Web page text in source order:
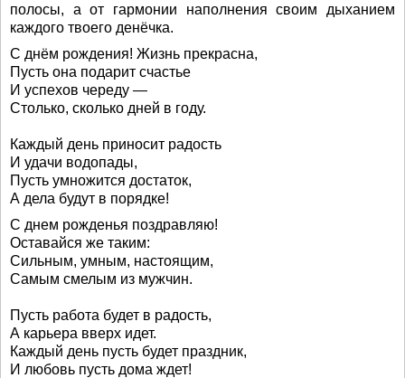
полосы, а от гармонии наполнения своим дыханием
каждого твоего денёчка.
С днём рождения! Жизнь прекрасна,
Пусть она подарит счастье
И успехов череду —
Столько, сколько дней в году.
Каждый день приносит радость
И удачи водопады,
Пусть умножится достаток,
А дела будут в порядке!
С днем рожденья поздравляю!
Оставайся же таким:
Сильным, умным, настоящим,
Самым смелым из мужчин.
Пусть работа будет в радость,
А карьера вверх идет.
Каждый день пусть будет праздник,
И любовь пусть дома ждет!